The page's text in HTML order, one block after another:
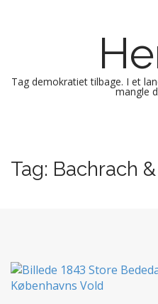
Tag demokratiet tilbage. I et
mangle
i
n
p
t
e
n
Tag: Bachrach